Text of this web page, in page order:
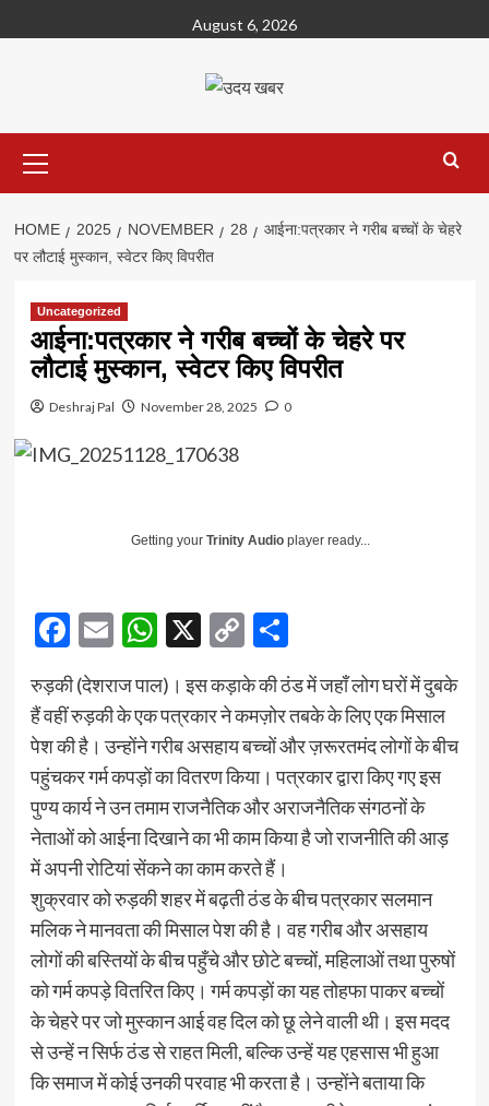
to
August 6, 2026
Menu
HOME 2025 NOVEMBER 28
आईना:पत्रकार ने गरीब बच्चों के चेहरे
पर लौटाई मुस्कान, स्वेटर किए विपरीत
Uncategorized
आईना:पत्रकार ने गरीब बच्चों के चेहरे पर
लौटाई मुस्कान, स्वेटर किए विपरीत
Deshraj Pal November 28, 2025 0
Getting your Trinity Audioplayer ready...
Facebook
EmailWhatsApp
X Copy
Link
Share
रुड़की (देशराज पाल)। इस कड़ाके की ठंड में जहाँ लोग घरों में दुबके
हैं वहीं रुड़की के एक पत्रकार ने कमज़ोर तबके के लिए एक मिसाल
पेश की है। उन्होंने गरीब असहाय बच्चों और ज़रूरतमंद लोगों के बीच
पहुंचकर गर्म कपड़ों का वितरण किया। पत्रकार द्वारा किए गए इस
पुण्य कार्य ने उन तमाम राजनैतिक और अराजनैतिक संगठनों के
नेताओं को आईना दिखाने का भी काम किया है जो राजनीति की आड़
में अपनी रोटियां सेंकने का काम करते हैं।
शुक्रवार को रुड़की शहर में बढ़ती ठंड के बीच पत्रकार सलमान
मलिक ने मानवता की मिसाल पेश की है। वह गरीब और असहाय
लोगों की बस्तियों के बीच पहुँचे और छोटे बच्चों, महिलाओं तथा पुरुषों
को गर्म कपड़े वितरित किए। ​गर्म कपड़ों का यह तोहफा पाकर बच्चों
के चेहरे पर जो मुस्कान आई वह दिल को छू लेने वाली थी। इस मदद
से उन्हें न सिर्फ ठंड से राहत मिली, बल्कि उन्हें यह एहसास भी हुआ
कि समाज में कोई उनकी परवाह भी करता है। ​उन्होंने बताया कि